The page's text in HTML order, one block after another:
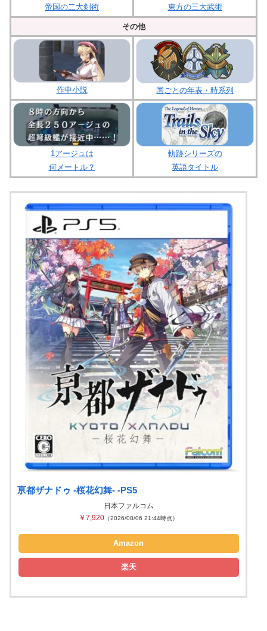
帝国の二大剣術 東方の三大武術
その他
作中小説 国ごとの年表・時系列
1アージュは
何メートル？
軌跡シリーズの
英語タイトル
亰都ザナドゥ -桜花幻舞- -PS5
日本ファルコム
￥7,920 （2026/08/06 21:44時点）
Amazon
楽天